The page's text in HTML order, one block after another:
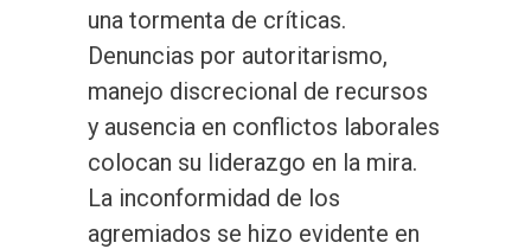
una tormenta de críticas.
Denuncias por autoritarismo,
manejo discrecional de recursos
y ausencia en conflictos laborales
colocan su liderazgo en la mira.
La inconformidad de los
agremiados se hizo evidente en